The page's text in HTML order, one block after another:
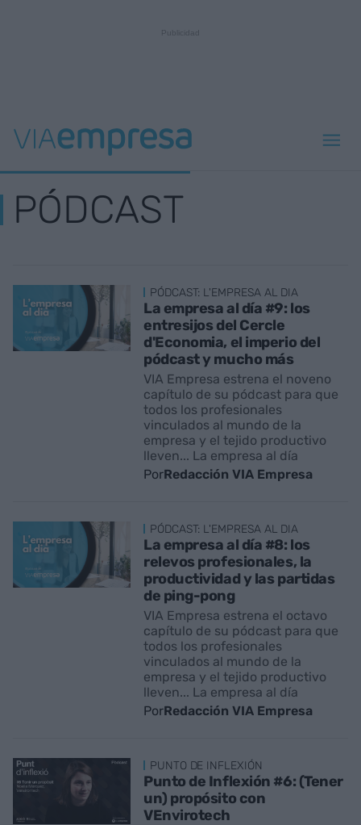
PÓDCAST
PÓDCAST: L'EMPRESA AL DIA
La empresa al día #9: los
entresijos del Cercle
d'Economia, el imperio del
pódcast y mucho más
VIA Empresa estrena el noveno
capítulo de su pódcast para que
todos los profesionales
vinculados al mundo de la
empresa y el tejido productivo
lleven... La empresa al día
PorRedacción VIA Empresa
PÓDCAST: L'EMPRESA AL DIA
La empresa al día #8: los
relevos profesionales, la
productividad y las partidas
de ping-pong
VIA Empresa estrena el octavo
capítulo de su pódcast para que
todos los profesionales
vinculados al mundo de la
empresa y el tejido productivo
lleven... La empresa al día
PorRedacción VIA Empresa
PUNTO DE INFLEXIÓN
Punto de Inflexión #6: (Tener
un) propósito con
VEnvirotech